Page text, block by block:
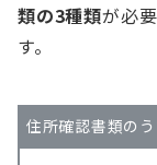
類の3種類が必
す。
住所確認書類の